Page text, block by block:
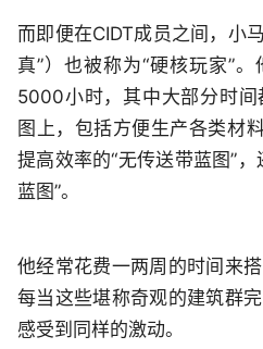
而即便在CIDT成员之间，小
真”）也被称为“硬核玩家”
5000小时，其中大部分时
图上，包括方便生产各类材
提高效率的“无传送带蓝图”
蓝图”。
他经常花费一两周的时间来
每当这些堪称奇观的建筑群
感受到同样的激动。